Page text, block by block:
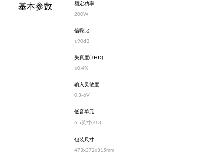
基本参数 额定功率
200W
信噪比
≥90dB
失真度(THD)
≤0.4%
输入灵敏度
0.3-6V
低音单元
6.5英寸(4Ω)
包装尺寸
473x372x315mm